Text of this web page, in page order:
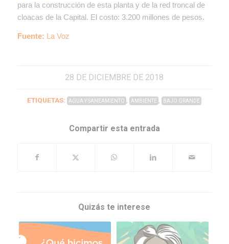
para la construcción de esta planta y de la red troncal de
cloacas de la Capital. El costo: 3.200 millones de pesos.
Fuente: La Voz
28 DE DICIEMBRE DE 2018
ETIQUETAS: AGUA Y SANEAMIENTO , AMBIENTE , BAJO GRANDE
Compartir esta entrada
Quizás te interese